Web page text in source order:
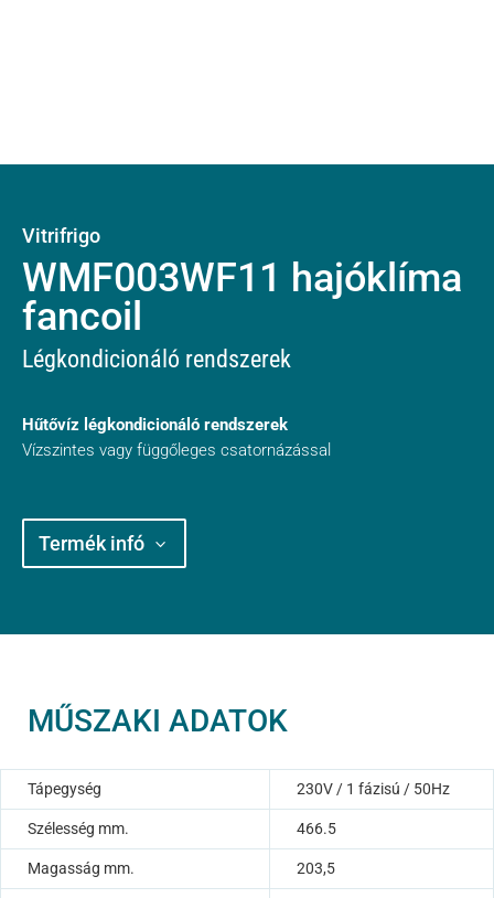
Vitrifrigo
WMF003WF11 hajóklíma
fancoil
Légkondicionáló rendszerek
Hűtővíz légkondicionáló rendszerek
Vízszintes vagy függőleges csatornázással
Termék infó
MŰSZAKI ADATOK
Tápegység 230V / 1 fázisú / 50Hz
Szélesség mm. 466.5
Magasság mm. 203,5